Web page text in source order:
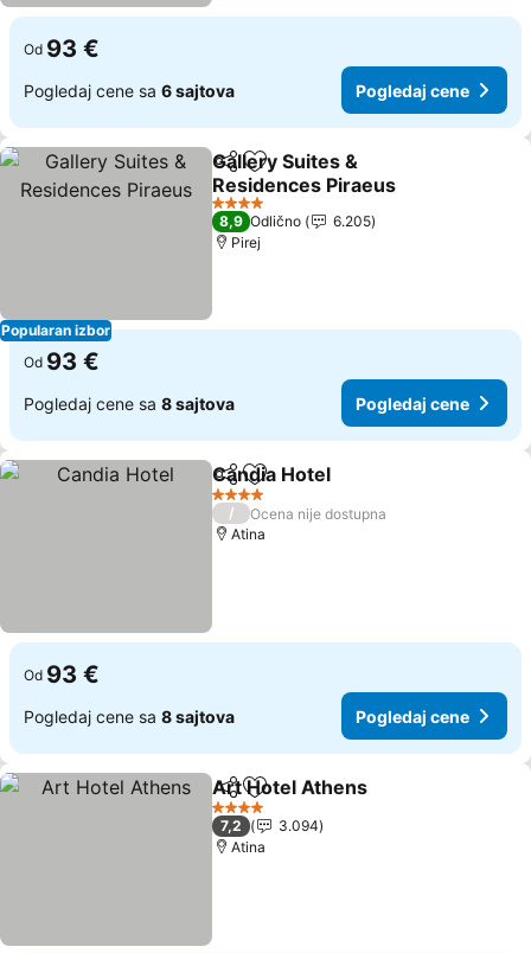
Od 93 €
Pogledaj cene sa 6 sajtova Pogledaj cene
Popularan izbor
Deli Dodati u favorite
Gallery Suites &
Residences Piraeus
4 Zvezdice
8,9 Odlično
6.205
Pirej
Od 93 €
Pogledaj cene sa 8 sajtova Pogledaj cene
Deli Dodati u favorite
Candia Hotel
4 Zvezdice
/
Ocena nije dostupna
Atina
Od 93 €
Pogledaj cene sa 8 sajtova Pogledaj cene
Deli Dodati u favorite
Art Hotel Athens
4 Zvezdice
7,2
3.094
Atina